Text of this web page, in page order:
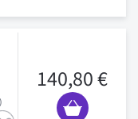
140,80 €